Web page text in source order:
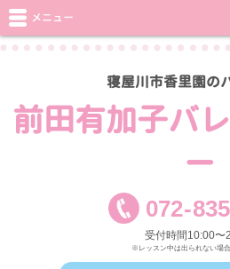
寝屋川市香里園の
前田有加子バ
ー
072-835
受付時間10:00〜
※レッスン中は出られない場
メニュー